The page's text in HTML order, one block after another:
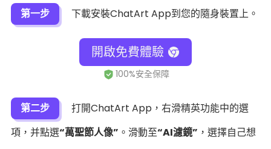
第一步 下載安裝ChatArt App到您的隨身裝置上。
開啟免費體驗
第二步
打開ChatArt App，右滑精英功能中的選
項，并點選“萬聖節人像” 。滑動至“AI濾鏡” ，選擇自己想